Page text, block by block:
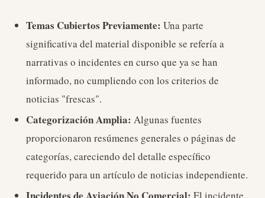
Temas Cubiertos Previamente: Una parte
significativa del material disponible se refería a
narrativas o incidentes en curso que ya se han
informado, no cumpliendo con los criterios de
noticias "frescas".
Categorización Amplia: Algunas fuentes
proporcionaron resúmenes generales o páginas de
categorías, careciendo del detalle específico
requerido para un artículo de noticias independiente.